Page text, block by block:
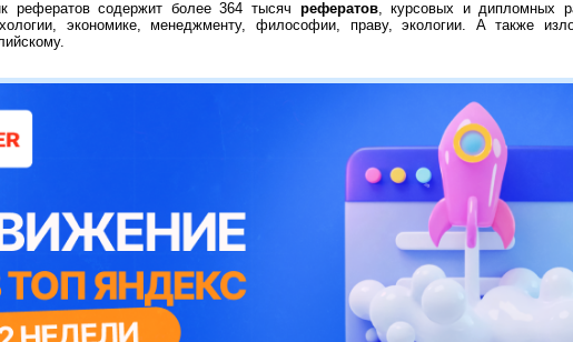
рефератов содержит более 364 тысяч рефератов, курсовых и дипломных
экономике, менеджменту, философии, праву, экологии. А также